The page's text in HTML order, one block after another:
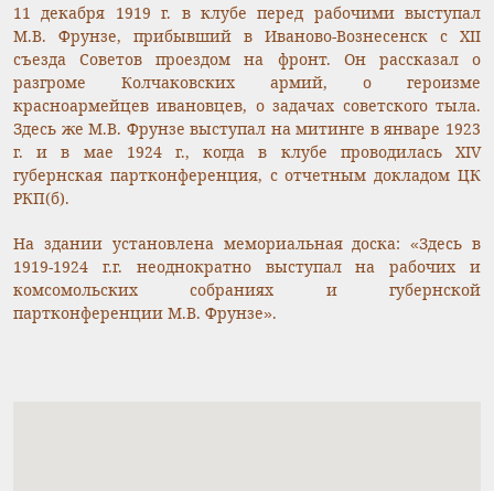
11 декабря 1919 г. в клубе перед рабочими выступал
М.В. Фрунзе, прибывший в Иваново-Вознесенск с XII
съезда Советов проездом на фронт. Он рассказал о
разгроме Колчаковских армий, о героизме
красноармейцев ивановцев, о задачах советского тыла.
Здесь же М.В. Фрунзе выступал на митинге в январе 1923
г. и в мае 1924 г., когда в клубе проводилась XIV
губернская партконференция, с отчетным докладом ЦК
РКП(б).
На здании установлена мемориальная доска: «Здесь в
1919-1924 г.г. неоднократно выступал на рабочих и
комсомольских собраниях и губернской
партконференции М.В. Фрунзе».